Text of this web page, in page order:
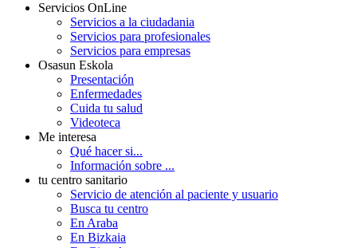
Servicios OnLine
Servicios a la ciudadania
Servicios para profesionales
Servicios para empresas
Osasun Eskola
Presentación
Enfermedades
Cuida tu salud
Videoteca
Me interesa
Qué hacer si...
Información sobre ...
tu centro sanitario
Servicio de atención al paciente y usuario
Busca tu centro
En Araba
En Bizkaia